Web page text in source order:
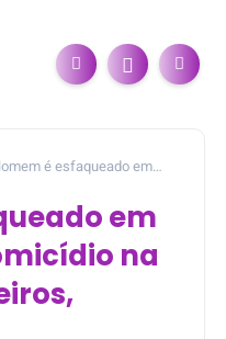
é esfaqueado em
em
na